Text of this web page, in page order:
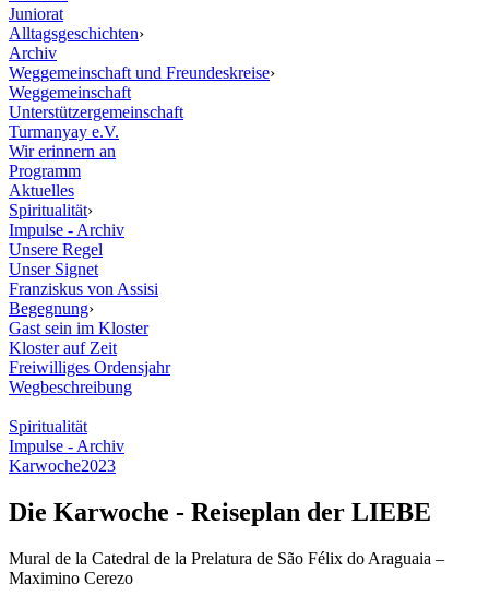
Juniorat
Alltagsgeschichten›
Archiv
Weggemeinschaft und Freundeskreise›
Weggemeinschaft
Unterstützergemeinschaft
Turmanyay e.V.
Wir erinnern an
Programm
Aktuelles
Spiritualität›
Impulse - Archiv
Unsere Regel
Unser Signet
Franziskus von Assisi
Begegnung›
Gast sein im Kloster
Kloster auf Zeit
Freiwilliges Ordensjahr
Wegbeschreibung
Spiritualität
Impulse - Archiv
Karwoche2023
Die Karwoche - Reiseplan der LIEBE
Mural de la Catedral de la Prelatura de São Félix do Araguaia –
Maximino Cerezo